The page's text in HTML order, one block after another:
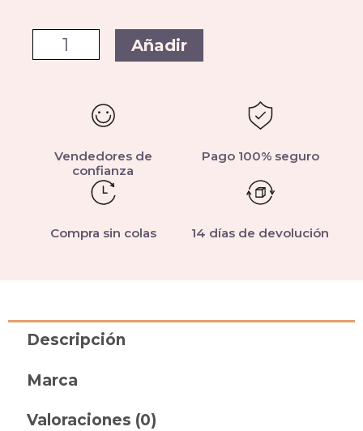
Añadir
Vendedores de
confianza
Pago 100% seguro
Compra sin colas 14 días de devolución
Descripción
Marca
Valoraciones (0)